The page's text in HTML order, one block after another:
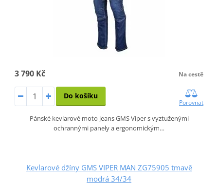
3 790 Kč Na cestě
Do košíku
Porovnat
Pánské kevlarové moto jeans GMS Viper s vyztuženými
ochrannými panely a ergonomickým…
Kevlarové džíny GMS VIPER MAN ZG75905 tmavě
modrá 34/34